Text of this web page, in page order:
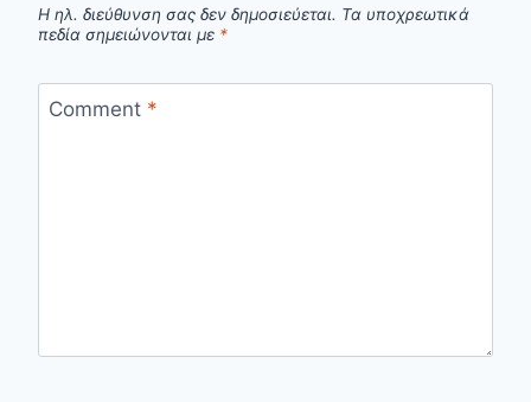
Η ηλ. διεύθυνση σας δεν δημοσιεύεται. Τα υποχρεωτικά
πεδία σημειώνονται με *
Comment *